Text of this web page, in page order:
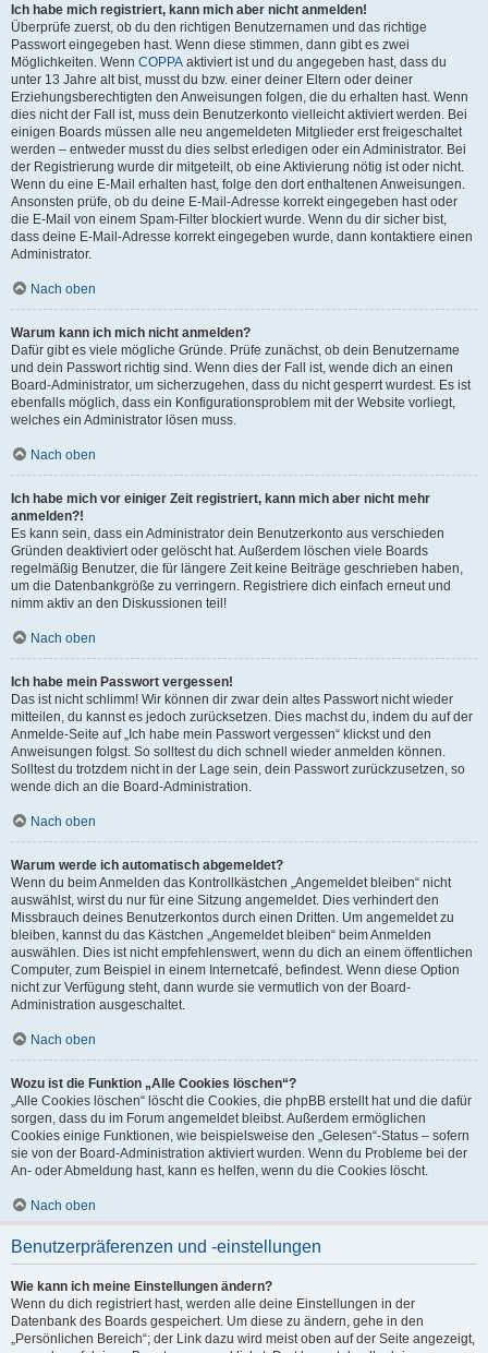
Ich habe mich registriert, kann mich aber nicht anmelden!
Überprüfe zuerst, ob du den richtigen Benutzernamen und das richtige
Passwort eingegeben hast. Wenn diese stimmen, dann gibt es zwei
Möglichkeiten. Wenn COPPA aktiviert ist und du angegeben hast, dass du
unter 13 Jahre alt bist, musst du bzw. einer deiner Eltern oder deiner
Erziehungsberechtigten den Anweisungen folgen, die du erhalten hast. Wenn
dies nicht der Fall ist, muss dein Benutzerkonto vielleicht aktiviert werden. Bei
einigen Boards müssen alle neu angemeldeten Mitglieder erst freigeschaltet
werden – entweder musst du dies selbst erledigen oder ein Administrator. Bei
der Registrierung wurde dir mitgeteilt, ob eine Aktivierung nötig ist oder nicht.
Wenn du eine E-Mail erhalten hast, folge den dort enthaltenen Anweisungen.
Ansonsten prüfe, ob du deine E-Mail-Adresse korrekt eingegeben hast oder
die E-Mail von einem Spam-Filter blockiert wurde. Wenn du dir sicher bist,
dass deine E-Mail-Adresse korrekt eingegeben wurde, dann kontaktiere einen
Administrator.
Nach oben
Warum kann ich mich nicht anmelden?
Dafür gibt es viele mögliche Gründe. Prüfe zunächst, ob dein Benutzername
und dein Passwort richtig sind. Wenn dies der Fall ist, wende dich an einen
Board-Administrator, um sicherzugehen, dass du nicht gesperrt wurdest. Es ist
ebenfalls möglich, dass ein Konfigurationsproblem mit der Website vorliegt,
welches ein Administrator lösen muss.
Nach oben
Ich habe mich vor einiger Zeit registriert, kann mich aber nicht mehr
anmelden?!
Es kann sein, dass ein Administrator dein Benutzerkonto aus verschieden
Gründen deaktiviert oder gelöscht hat. Außerdem löschen viele Boards
regelmäßig Benutzer, die für längere Zeit keine Beiträge geschrieben haben,
um die Datenbankgröße zu verringern. Registriere dich einfach erneut und
nimm aktiv an den Diskussionen teil!
Nach oben
Ich habe mein Passwort vergessen!
Das ist nicht schlimm! Wir können dir zwar dein altes Passwort nicht wieder
mitteilen, du kannst es jedoch zurücksetzen. Dies machst du, indem du auf der
Anmelde-Seite auf „Ich habe mein Passwort vergessen“ klickst und den
Anweisungen folgst. So solltest du dich schnell wieder anmelden können.
Solltest du trotzdem nicht in der Lage sein, dein Passwort zurückzusetzen, so
wende dich an die Board-Administration.
Nach oben
Warum werde ich automatisch abgemeldet?
Wenn du beim Anmelden das Kontrollkästchen „Angemeldet bleiben“ nicht
auswählst, wirst du nur für eine Sitzung angemeldet. Dies verhindert den
Missbrauch deines Benutzerkontos durch einen Dritten. Um angemeldet zu
bleiben, kannst du das Kästchen „Angemeldet bleiben“ beim Anmelden
auswählen. Dies ist nicht empfehlenswert, wenn du dich an einem öffentlichen
Computer, zum Beispiel in einem Internetcafé, befindest. Wenn diese Option
nicht zur Verfügung steht, dann wurde sie vermutlich von der Board-
Administration ausgeschaltet.
Nach oben
Wozu ist die Funktion „Alle Cookies löschen“?
„Alle Cookies löschen“ löscht die Cookies, die phpBB erstellt hat und die dafür
sorgen, dass du im Forum angemeldet bleibst. Außerdem ermöglichen
Cookies einige Funktionen, wie beispielsweise den „Gelesen“-Status – sofern
sie von der Board-Administration aktiviert wurden. Wenn du Probleme bei der
An- oder Abmeldung hast, kann es helfen, wenn du die Cookies löscht.
Nach oben
Benutzerpräferenzen und -einstellungen
Wie kann ich meine Einstellungen ändern?
Wenn du dich registriert hast, werden alle deine Einstellungen in der
Datenbank des Boards gespeichert. Um diese zu ändern, gehe in den
„Persönlichen Bereich“; der Link dazu wird meist oben auf der Seite angezeigt,